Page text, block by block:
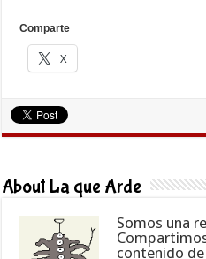
Comparte
X
About La que Arde
Somos una
contenido